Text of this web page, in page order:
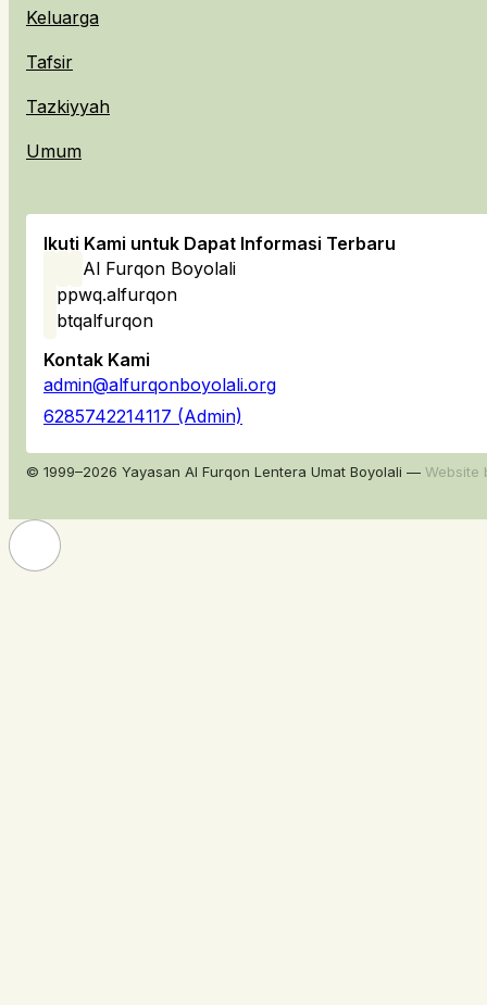
Keluarga
Tafsir
Tazkiyyah
Umum
Ikuti Kami untuk Dapat Informasi Terbaru
Al Furqon Boyolali
ppwq.alfurqon
btqalfurqon
Kontak Kami
admin@alfurqonboyolali.org
6285742214117 (Admin)
© 1999–2026 Yayasan Al Furqon Lentera Umat Boyolali — Website